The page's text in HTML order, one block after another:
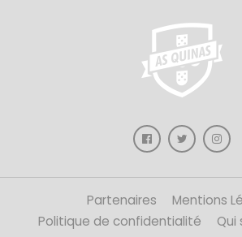
Partenaires
Mentions
Politique de confidentialité
Qui